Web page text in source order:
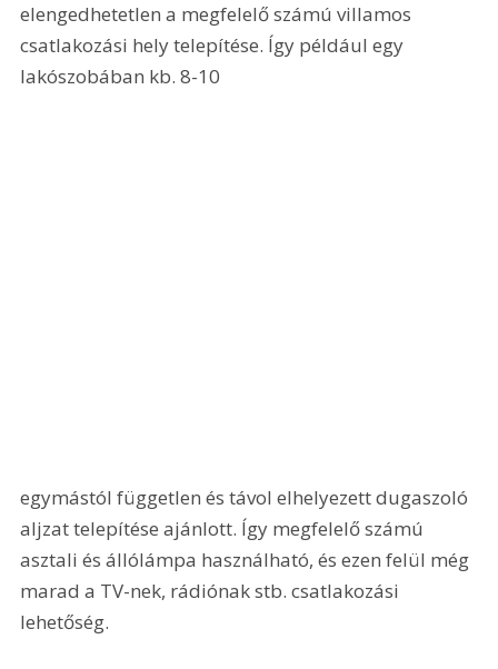
elengedhetetlen a megfelelő számú villamos
csatlakozási hely telepítése. Így például egy
lakószobában kb. 8-10
egymástól független és távol elhelyezett dugaszoló
aljzat telepítése ajánlott. Így megfelelő számú
asztali és állólámpa használható, és ezen felül még
marad a TV-nek, rádiónak stb. csatlakozási
lehetőség.